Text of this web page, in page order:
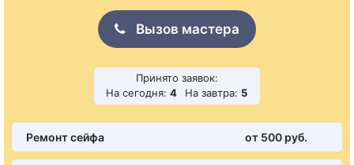
Вызов мастера
Принято заявок:
На сегодня: 4 На завтра: 5
Ремонт сейфа от 500 pуб.